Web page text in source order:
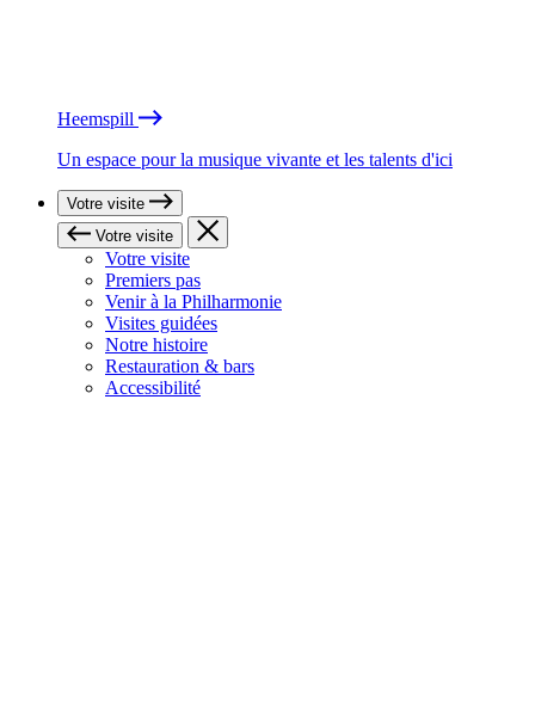
Heemspill
Un espace pour la musique vivante et les talents d'ici
Votre visite
Votre visite
Votre visite
Premiers pas
Venir à la Philharmonie
Visites guidées
Notre histoire
Restauration & bars
Accessibilité